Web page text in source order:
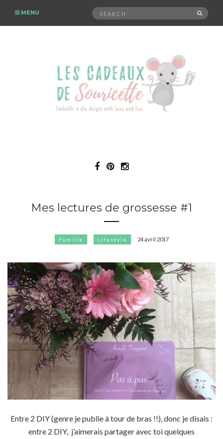
MENU
Search
for:
Mes lectures de grossesse #1
Famille Lifestyle 24 avril 2017
Entre 2 DIY (genre je publie à tour de bras !!), donc je disais :
entre 2 DIY, j’aimerais partager avec toi quelques